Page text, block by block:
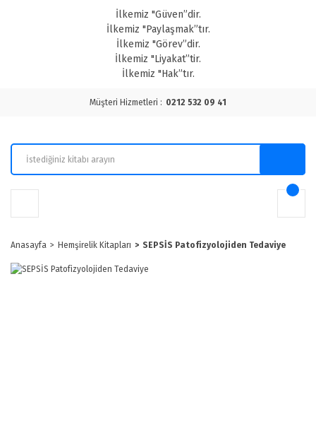
İlkemiz "Güven”dir.
İlkemiz "Paylaşmak”tır.
İlkemiz "Görev”dir.
İlkemiz "Liyakat”tir.
İlkemiz "Hak”tır.
Müşteri Hizmetleri : 0212 532 09 41
Anasayfa Hemşirelik Kitapları SEPSİS Patofizyolojiden Tedaviye